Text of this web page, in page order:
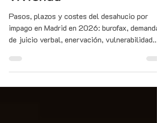
Pasos, plazos y costes del desahucio por
impago en Madrid en 2026: burofax, demanda
de juicio verbal, enervación, vulnerabilidad